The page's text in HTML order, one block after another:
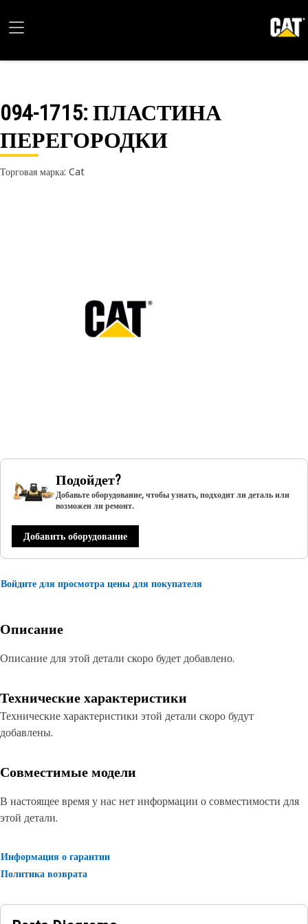
094-1715: ПЛАСТИНА
ПЕРЕГОРОДКИ
Торговая марка: Cat
Подойдет?
Добавьте оборудование, чтобы узнать, подходит ли деталь или
возможен ли ремонт.
Добавить оборудование
Войдите для просмотра цены для покупателя
Описание
Описание для этой детали скоро будет добавлено.
Технические характеристики
Технические характеристики этой детали скоро будут
добавлены.
Совместимые модели
В настоящее время у нас нет информации о совместимости для
этой детали.
Информация о гарантии
Политика возврата